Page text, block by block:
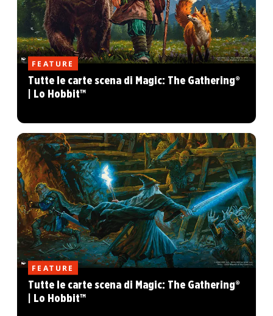
FEATURE
Tutte le carte scena di Magic: The Gathering®
| Lo Hobbit™
FEATURE
Tutte le carte scena di Magic: The Gathering®
| Lo Hobbit™